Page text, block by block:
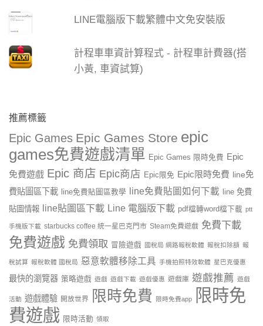
LINE電腦版下載繁體中文免安裝版
計程車車資計算程式 - 計程車計費器(搭
小黃, 車資試算)
推薦標籤
Epic Games Epic Games Store epic
games免費遊戲清單 Epic Games 限時免費 Epic
免費遊戲 Epic 商店 Epic商店 Epic限免 Epic限時免費 line免
費貼圖區下載
line免費貼圖區教學 line免費貼圖如何下載
line 免費
貼圖情報
line貼圖區下載 Line 電腦版下載 pdf檔轉word檔下載 ptt
手機版下載 starbucks coffee 統一星巴克門市 Steam免費遊戲 免費下載
免費遊戲 免費領取 冒險遊戲 國稅局 網路報稅軟體 報稅扣除額 報
稅試算 報稅軟體 國稅局 惡意軟體移除工具 手機拍照特效軟體 星巴克優惠
最快的瀏覽器 策略遊戲 遊戲 遊戲下載 遊戲優惠 遊戲庫 遊戲推薦 遊戲
活動 遊戲體驗 開放世界 限時免費 限時免費app
限時免
費遊戲 限時活動 領取